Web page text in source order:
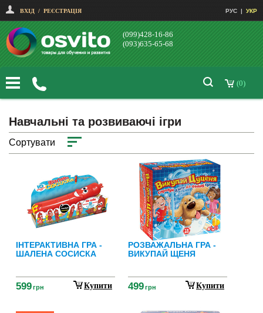
ВХІД / РЕЄСТРАЦІЯ РУС | УКР
(099)428-16-86
(093)635-65-68
(0)
Навчальні та розвиваючі ігри
Сортувати
ІНТЕРАКТИВНА ГРА -
ШАЛЕНА СОСИСКА
599грн Купити
РОЗВАЖАЛЬНА ГРА -
ВИКУПАЙ ЩЕНЯ
499грн Купити